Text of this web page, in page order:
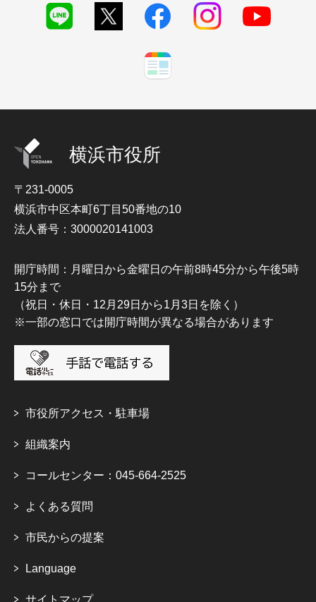
横浜市役所
〒231-0005
横浜市中区本町6丁目50番地の10
法人番号：3000020141003
開庁時間：月曜日から金曜日の午前8時45分から午後5時
15分まで
（祝日・休日・12月29日から1月3日を除く）
※一部の窓口では開庁時間が異なる場合があります
市役所アクセス・駐車場
組織案内
コールセンター：045-664-2525
よくある質問
市民からの提案
Language